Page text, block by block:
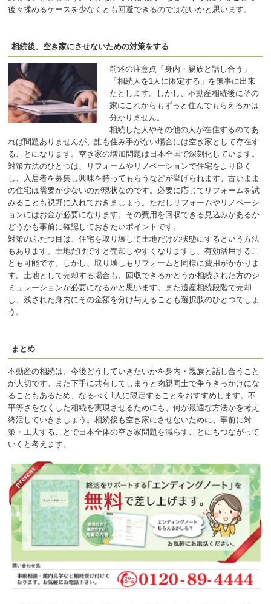
後々揉めるケースを少なくとも回避できるのではないかと思います。
相続後、空き家にさせないための対策をする
前述の注意点「身内・親族と話し合う」
「相続人を1人に限定する」を無事に出来
たとします。しかし、不動産相続後にその
家にこれからもずっと住んでもらえるかは
分かりません。
相続した人やその他の人が在住するのであ
れば問題ありませんが、誰も住み手がない場合には空き家として存在す
ることになります。空き家の増加問題は日本全国で深刻化しています。
対策方法のひとつは、リフォームやリノベーションで住宅をより良く
し、入居者を募集し興味を持ってもらうなどが挙げられます。古いまま
の住宅は需要が少ないのが現状なのです。必要に応じてリフォームを試
みることも視野に入れておきましょう。ただしリフォームやリノベーシ
ョンにはお金が必要になります。その費用を回収できる見込みがあるか
どうかも事前に確認しておきたいポイントです。
対策のふたつ目は、住宅を取り壊して土地だけの状態にするという方法
もあります。土地だけですと売却しやすくなりますし、有効活用するこ
とも可能です。しかし、取り壊しもリフォームと同様に費用がかかりま
す。土地として売却する場合も、回収できるかどうか相続された方のシ
ミュレーションが必要になるかと思います。また遺産相続段階で売却
し、残された身内にその金額を分け与えることも選択肢のひとつでしょ
う。
まとめ
不動産の相続は、今後どうしていきたいかを身内・親族と話し合うこと
が大切です。また下手に共有してしまうと肉親同士で争うきっかけにな
ることもあるため、なるべく1人に限定することをおすすめします。不
平等さをなくした相続を実現させるためにも、何が最適な方法かを考え
終活していきましょう。相続後も空き家にさせないために、事前に対
策・工夫することで日本全体の空き家問題を減らすことにもつながって
いくと考えます。